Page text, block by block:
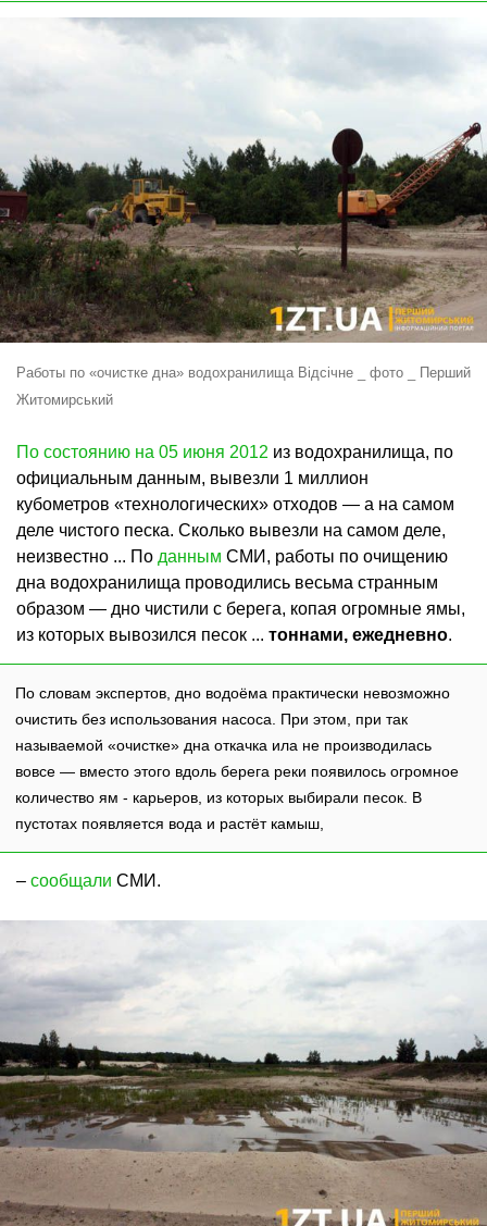
Работы по «очистке дна» водохранилища Відсічне _ фото _ Перший
Житомирський
По состоянию на 05 июня 2012 из водохранилища, по
официальным данным, вывезли 1 миллион
кубометров «технологических» отходов — а на самом
деле чистого песка. Сколько вывезли на самом деле,
неизвестно ... По данным СМИ, работы по очищению
дна водохранилища проводились весьма странным
образом — дно чистили с берега, копая огромные ямы,
из которых вывозился песок ... тоннами, ежедневно.
По словам экспертов, дно водоёма практически невозможно
очистить без использования насоса. При этом, при так
называемой «очистке» дна откачка ила не производилась
вовсе — вместо этого вдоль берега реки появилось огромное
количество ям - карьеров, из которых выбирали песок. В
пустотах появляется вода и растёт камыш,
– сообщали СМИ.